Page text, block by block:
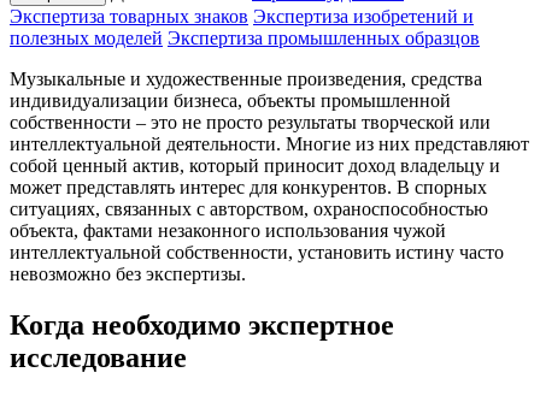
Экспертиза товарных знаков Экспертиза изобретений и
полезных моделей Экспертиза промышленных образцов
Музыкальные и художественные произведения, средства
индивидуализации бизнеса, объекты промышленной
собственности – это не просто результаты творческой или
интеллектуальной деятельности. Многие из них представляют
собой ценный актив, который приносит доход владельцу и
может представлять интерес для конкурентов. В спорных
ситуациях, связанных с авторством, охраноспособностью
объекта, фактами незаконного использования чужой
интеллектуальной собственности, установить истину часто
невозможно без экспертизы.
Когда необходимо экспертное
исследование